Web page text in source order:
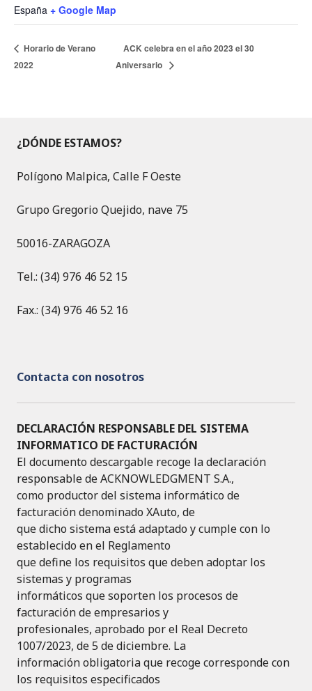
España + Google Map
Horario de Verano
2022
ACK celebra en el año 2023 el 30
Aniversario
¿DÓNDE ESTAMOS?
Polígono Malpica, Calle F Oeste
Grupo Gregorio Quejido, nave 75
50016-ZARAGOZA
Tel.: (34) 976 46 52 15
Fax.: (34) 976 46 52 16
Contacta con nosotros
DECLARACIÓN RESPONSABLE DEL SISTEMA
INFORMATICO DE FACTURACIÓN
El documento descargable recoge la declaración
responsable de ACKNOWLEDGMENT S.A.,
como productor del sistema informático de
facturación denominado XAuto, de
que dicho sistema está adaptado y cumple con lo
establecido en el Reglamento
que define los requisitos que deben adoptar los
sistemas y programas
informáticos que soporten los procesos de
facturación de empresarios y
profesionales, aprobado por el Real Decreto
1007/2023, de 5 de diciembre. La
información obligatoria que recoge corresponde con
los requisitos especificados